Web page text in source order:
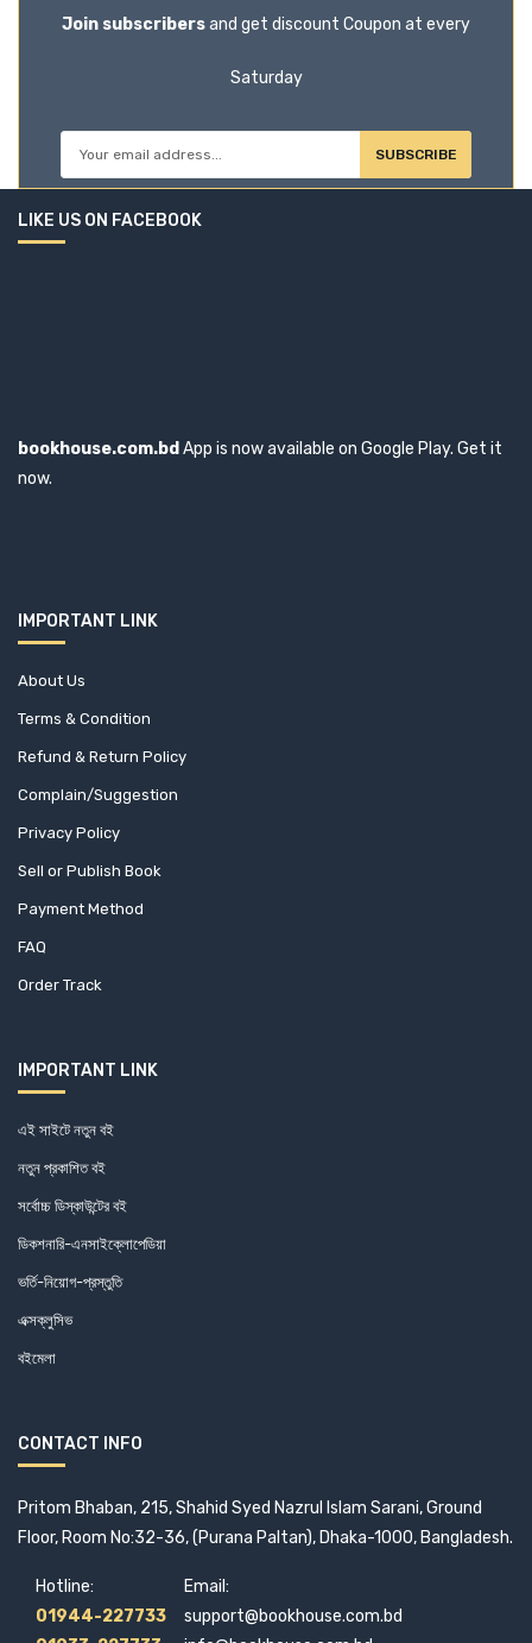
Join subscribersand get discount Coupon at every
Saturday
SUBSCRIBE
LIKE US ON FACEBOOK
bookhouse.com.bd App is now available on Google Play. Get it
now.
IMPORTANT LINK
About Us
Terms & Condition
Refund & Return Policy
Complain/Suggestion
Privacy Policy
Sell or Publish Book
Payment Method
FAQ
Order Track
IMPORTANT LINK
এই সাইটে নতুন বই
নতুন প্রকাশিত বই
সর্বোচ্চ ডিস্কাউন্টের বই
ডিকশনারি-এনসাইক্লোপেডিয়া
ভর্তি-নিয়োগ-প্রস্তুতি
এক্সক্লুসিভ
বইমেলা
CONTACT INFO
Pritom Bhaban, 215, Shahid Syed Nazrul Islam Sarani, Ground
Floor, Room No:32-36, (Purana Paltan), Dhaka-1000, Bangladesh.
Hotline:
01944-227733
Email:
support@bookhouse.com.bd